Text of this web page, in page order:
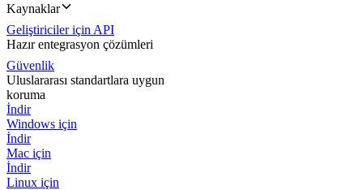
Kaynaklar
Geliştiriciler için API
Hazır entegrasyon çözümleri
Güvenlik
Uluslararası standartlara uygun
koruma
İndir
Windows için
İndir
Mac için
İndir
Linux için